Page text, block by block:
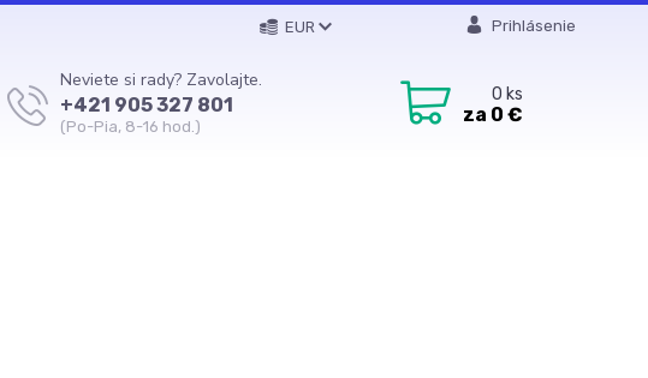
EUR Prihlásenie
Neviete si rady? Zavolajte.
+421 905 327 801
(Po-Pia, 8-16 hod.)
0 ks
za 0 €